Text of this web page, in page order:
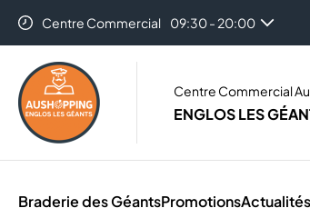
Centre Commercial 09:30 - 20:00
Centre Commercial
ENGLOS LES
Braderie des GéantsPromotionsActualités